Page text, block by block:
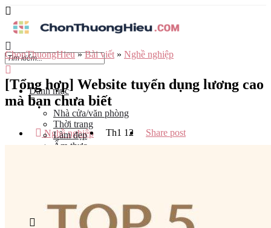
Danh mục
Nhà cửa/văn phòng
Thời trang
Làm đẹp
Ẩm thực
Tỉnh
ChonThuongHieu»Bài viết » Nghề nghiệp
[Tổng hợp] Website tuyển dụng lương cao
mà bạn chưa biết
Nghề nghiệp Th1 12 Share post